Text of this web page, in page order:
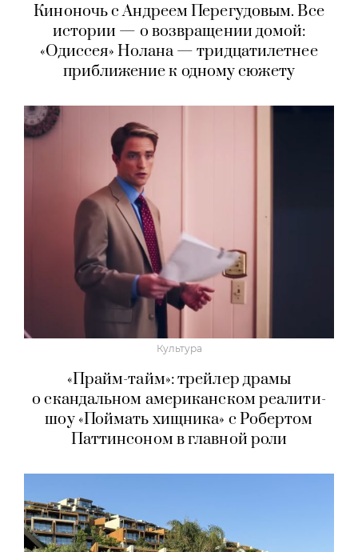
Киноночь с Андреем Перегудовым. Все
истории — о возвращении домой:
«Одиссея» Нолана — тридцатилетнее
приближение к одному сюжету
Культура
«Прайм-тайм»: трейлер драмы
о скандальном американском реалити-
шоу «Поймать хищника» с Робертом
Паттинсоном в главной роли